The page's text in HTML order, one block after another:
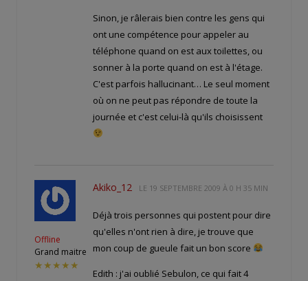
Sinon, je râlerais bien contre les gens qui
ont une compétence pour appeler au
téléphone quand on est aux toilettes, ou
sonner à la porte quand on est à l'étage.
C'est parfois hallucinant… Le seul moment
où on ne peut pas répondre de toute la
journée et c'est celui-là qu'ils choisissent
Offline
Grand maitre
★★★★★
Akiko_12 LE 19 SEPTEMBRE 2009 À 0 H 35 MIN
Déjà trois personnes qui postent pour dire
qu'elles n'ont rien à dire, je trouve que
mon coup de gueule fait un bon score
Edith : j'ai oublié Sebulon, ce qui fait 4